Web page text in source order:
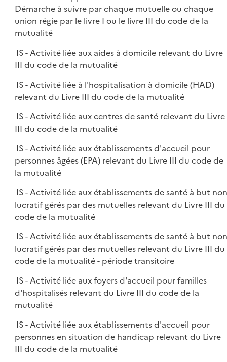
Démarche à suivre par chaque mutuelle ou chaque
union régie par le livre I ou le livre III du code de la
mutualité
IS - Activité liée aux aides à domicile relevant du Livre
III du code de la mutualité
IS - Activité liée à l'hospitalisation à domicile (HAD)
relevant du Livre III du code de la mutualité
IS - Activité liée aux centres de santé relevant du Livre
III du code de la mutualité
IS - Activité liée aux établissements d'accueil pour
personnes âgées (EPA) relevant du Livre III du code de
la mutualité
IS - Activité liée aux établissements de santé à but
lucratif gérés par des mutuelles relevant du Livre III du
code de la mutualité
IS - Activité liée aux établissements de santé à but
lucratif gérés par des mutuelles relevant du Livre III du
code de la mutualité - période transitoire
IS - Activité liée aux foyers d'accueil pour familles
d'hospitalisés relevant du Livre III du code de la
mutualité
IS - Activité liée aux établissements d'accueil pour
personnes en situation de handicap relevant du Livre
III du code de la mutualité